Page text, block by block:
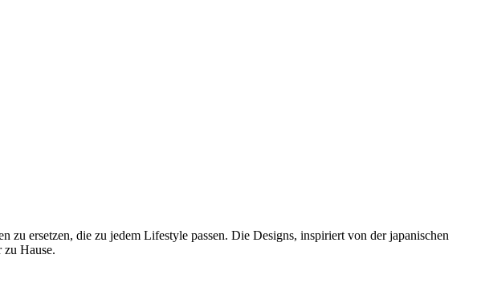
ersetzen, die zu jedem Lifestyle passen. Die Designs, inspiriert von der japanischen
Hause.